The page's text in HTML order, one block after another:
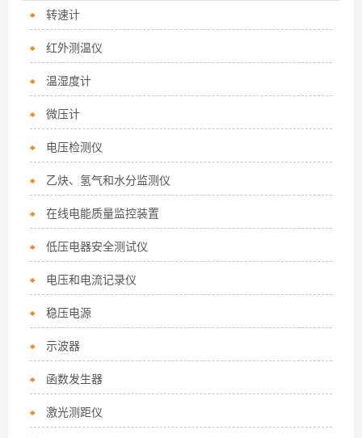
转速计
红外测温仪
温湿度计
微压计
电压检测仪
乙炔、氢气和水分监测仪
在线电能质量监控装置
低压电器安全测试仪
电压和电流记录仪
稳压电源
示波器
函数发生器
激光测距仪